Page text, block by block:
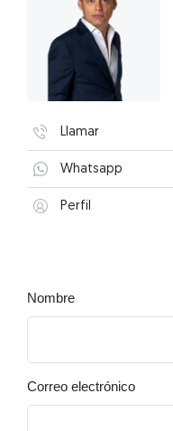
Llamar
Whatsapp
Perfil
Nombre
Correo electrónico